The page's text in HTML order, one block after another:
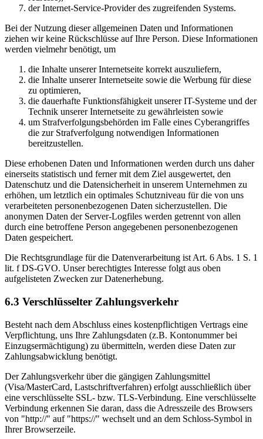
der Internet-Service-Provider des zugreifenden Systems.
Bei der Nutzung dieser allgemeinen Daten und Informationen
ziehen wir keine Rückschlüsse auf Ihre Person. Diese Informationen
werden vielmehr benötigt, um
die Inhalte unserer Internetseite korrekt auszuliefern,
die Inhalte unserer Internetseite sowie die Werbung für diese
zu optimieren,
die dauerhafte Funktionsfähigkeit unserer IT-Systeme und der
Technik unserer Internetseite zu gewährleisten sowie
um Strafverfolgungsbehörden im Falle eines Cyberangriffes
die zur Strafverfolgung notwendigen Informationen
bereitzustellen.
Diese erhobenen Daten und Informationen werden durch uns daher
einerseits statistisch und ferner mit dem Ziel ausgewertet, den
Datenschutz und die Datensicherheit in unserem Unternehmen zu
erhöhen, um letztlich ein optimales Schutzniveau für die von uns
verarbeiteten personenbezogenen Daten sicherzustellen. Die
anonymen Daten der Server-Logfiles werden getrennt von allen
durch eine betroffene Person angegebenen personenbezogenen
Daten gespeichert.
Die Rechtsgrundlage für die Datenverarbeitung ist Art. 6 Abs. 1 S. 1
lit. f DS-GVO. Unser berechtigtes Interesse folgt aus oben
aufgelisteten Zwecken zur Datenerhebung.
6.3 Verschlüsselter Zahlungsverkehr
Besteht nach dem Abschluss eines kostenpflichtigen Vertrags eine
Verpflichtung, uns Ihre Zahlungsdaten (z.B. Kontonummer bei
Einzugsermächtigung) zu übermitteln, werden diese Daten zur
Zahlungsabwicklung benötigt.
Der Zahlungsverkehr über die gängigen Zahlungsmittel
(Visa/MasterCard, Lastschriftverfahren) erfolgt ausschließlich über
eine verschlüsselte SSL- bzw. TLS-Verbindung. Eine verschlüsselte
Verbindung erkennen Sie daran, dass die Adresszeile des Browsers
von "http://" auf "https://" wechselt und an dem Schloss-Symbol in
Ihrer Browserzeile.